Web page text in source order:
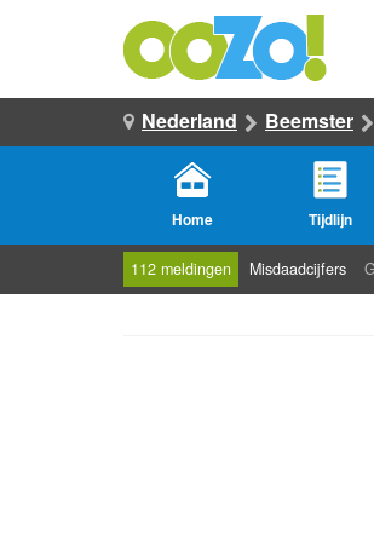
Nederland Beemster
Home Tijdlijn
112 meldingen Misdaadcijfers